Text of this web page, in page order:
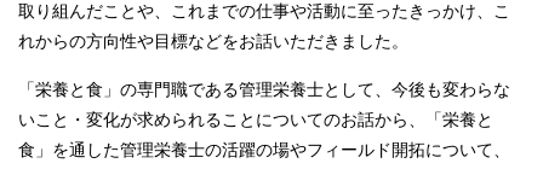
取り組んだことや、これまでの仕事や活動に至ったきっかけ、こ
れからの方向性や目標などをお話いただきました。
「栄養と食」の専門職である管理栄養士として、今後も変わらな
いこと・変化が求められることについてのお話から、「栄養と
食」を通した管理栄養士の活躍の場やフィールド開拓について、